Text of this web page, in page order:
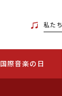
私た
国際音楽の日